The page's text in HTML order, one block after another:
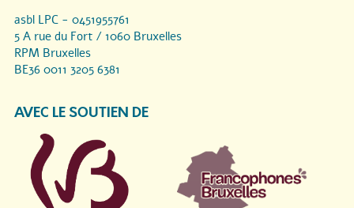
asbl LPC - 0451955761
5 A rue du Fort / 1060 Bruxelles
RPM Bruxelles
BE36 0011 3205 6381
AVEC LE SOUTIEN DE